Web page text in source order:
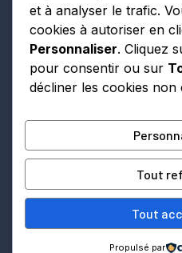
PARTENAIRES
A venir
© 2026
et à analyser le trafic.
cookies à autoriser en
Personnaliser. Cliquez
pour consentir ou sur
décliner les cookies non
Tout
Tout
Propulsé par